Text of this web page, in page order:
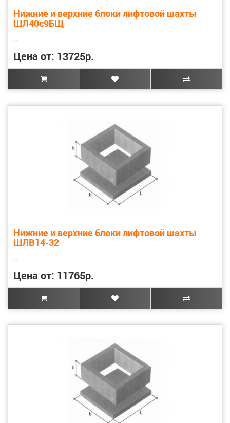
Нижние и верхние блоки лифтовой шахты
ШЛ40с9БЩ
..
Цена от: 13725р.
Нижние и верхние блоки лифтовой шахты
ШЛВ14-32
..
Цена от: 11765р.